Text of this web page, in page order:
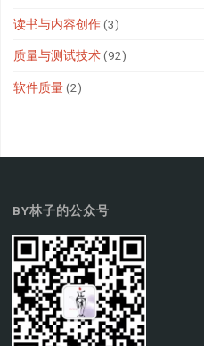
读书与内容创作(3)
质量与测试技术(92)
软件质量(2)
BY林子的公众号